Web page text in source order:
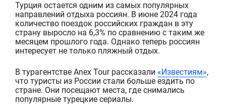
Турция остается одним из самых популярных
направлений отдыха россиян. В июне 2024 года
количество поездок российских граждан в эту
страну выросло на 6,3% по сравнению с таким же
месяцем прошлого года. Однако теперь россиян
интересует не только пляжный отдых.
В турагентстве Anex Tourрассказали «Известиям»,
что туристы из России стали больше ездить по
стране. Они посещают места, где снимались
популярные турецкие сериалы.